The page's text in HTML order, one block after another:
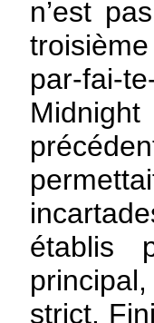
n’est
par-fai-
établis
strict.